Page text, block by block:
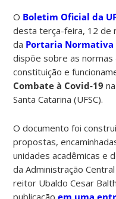
O Boletim Oficial da
desta terça-feira, 12 de
da Portaria Normativa
dispõe sobre as
constituição e
Combate à Covid-19
Santa Catarina (UFSC).
O documento foi
propostas,
unidades acadêmicas e
da Administração
reitor Ubaldo Cesar
publicaçãoem uma